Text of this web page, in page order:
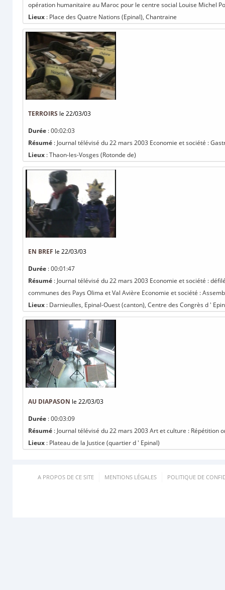
opération humanitaire au Maroc pour le centre social Louise Michel
Lieux : Place des Quatre Nations (Epinal), Chantraine
TERROIRS le 22/03/03
Durée : 00:02:03
Résumé : Journal télévisé du 22 mars 2003 Economie et société :
Lieux : Thaon-les-Vosges (Rotonde de)
EN BREF le 22/03/03
Durée : 00:01:47
Résumé : Journal télévisé du 22 mars 2003 Economie et société :
communes des Pays Olima et Val Avière Economie et société :
Lieux : Darnieulles, Epinal-Ouest (canton), Centre des Congrès d '
AU DIAPASON le 22/03/03
Durée : 00:03:09
Résumé : Journal télévisé du 22 mars 2003 Art et culture :
Lieux : Plateau de la Justice (quartier d ' Epinal)
A PROPOS DE CE SITE MENTIONS LÉGALES POLITIQUE DE